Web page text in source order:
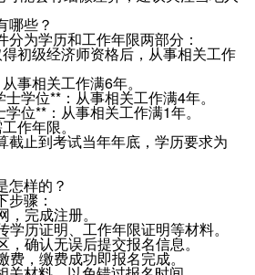
哪些？
为学历和工作年限两部分：
初级经济师资格后，从事相关工作
事相关工作满6年。
学位**：从事相关工作满4年。
位**：从事相关工作满1年。
作年限。
截止到考试当年年底，学历要求为
怎样的？
步骤：
完成注册。
历证明、工作年限证明等材料。
，确认无误后提交报名信息。
费，缴费成功即报名完成。